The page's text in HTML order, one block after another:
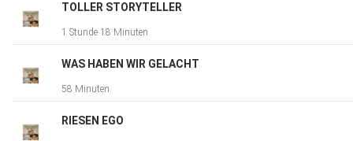
TOLLER STORYTELLER
1 Stunde 18 Minuten
WAS HABEN WIR GELACHT
58 Minuten
RIESEN EGO